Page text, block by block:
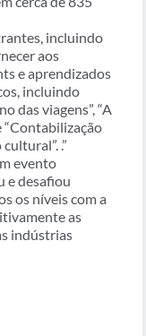
incluindo
aos
e aprendizados
incluindo
das viagens”, “A
“Contabilização
.”
evento
e desafiou
os níveis com a
as
indústrias